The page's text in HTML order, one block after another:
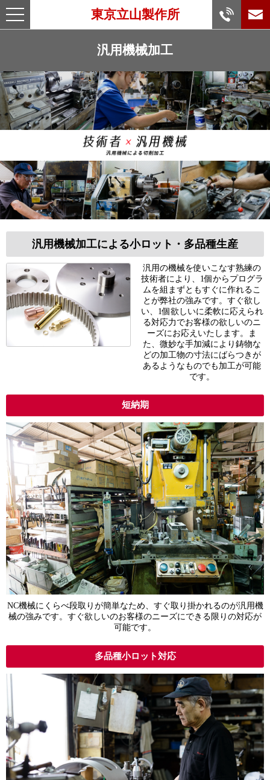
ン
ツ
へ
ス
キ
ッ
プ
東京立山製作所
toggle
navigation
汎用機械加工
汎用機械加工による小ロット・多品種生産
汎用の機械を使いこなす熟練の
技術者により、1個からプログラ
ムを組まずともすぐに作れるこ
とが弊社の強みです。すぐ欲し
い、1個欲しいに柔軟に応えられ
る対応力でお客様の欲しいのニ
ーズにお応えいたします。ま
た、微妙な手加減により鋳物な
どの加工物の寸法にばらつきが
あるようなものでも加工が可能
です。
短納期
NC機械にくらべ段取りが簡単なため、すぐ取り掛かれるのが汎用機
械の強みです。すぐ欲しいのお客様のニーズにできる限りの対応が
可能です。
多品種小ロット対応